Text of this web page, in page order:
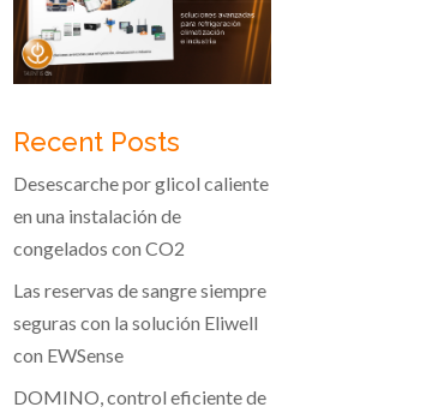
Recent Posts
Desescarche por glicol caliente
en una instalación de
congelados con CO2
Las reservas de sangre siempre
seguras con la solución Eliwell
con EWSense
DOMINO, control eficiente de